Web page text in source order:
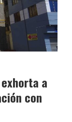
a
con